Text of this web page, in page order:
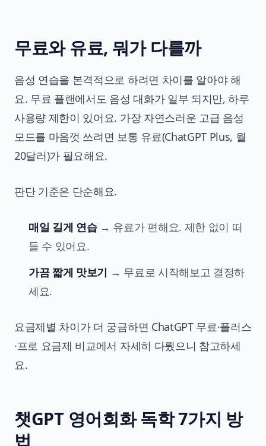
무료와 유료, 뭐가 다를까
음성 연습을 본격적으로 하려면 차이를 알아야 해
요. 무료 플랜에서도 음성 대화가 일부 되지만, 하루
사용량 제한이 있어요. 가장 자연스러운 고급 음성
모드를 마음껏 쓰려면 보통 유료(ChatGPT Plus, 월
20달러)가 필요해요.
판단 기준은 단순해요.
매일 길게 연습→ 유료가 편해요. 제한 없이 떠
들 수 있어요.
가끔 짧게 맛보기 → 무료로 시작해보고 결정하
세요.
요금제별 차이가 더 궁금하면 ChatGPT 무료·플러스
·프로 요금제 비교에서 자세히 다뤘으니 참고하세
요.
챗GPT 영어회화 독학 7가지 방
법